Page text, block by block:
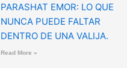
PARASHAT EMOR: LO QUE
NUNCA PUEDE FALTAR
DENTRO DE UNA VALIJA.
Read More »